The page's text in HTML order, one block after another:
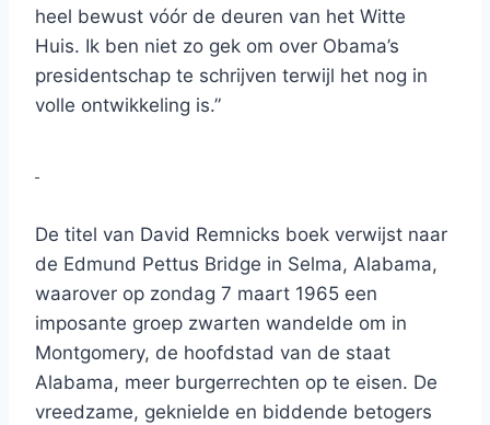
heel bewust vóór de deuren van het Witte
Huis. Ik ben niet zo gek om over Obama’s
presidentschap te schrijven terwijl het nog in
volle ontwikkeling is.”
De titel van David Remnicks boek verwijst naar
de Edmund Pettus Bridge in Selma, Alabama,
waarover op zondag 7 maart 1965 een
imposante groep zwarten wandelde om in
Montgomery, de hoofdstad van de staat
Alabama, meer burgerrechten op te eisen. De
vreedzame, geknielde en biddende betogers